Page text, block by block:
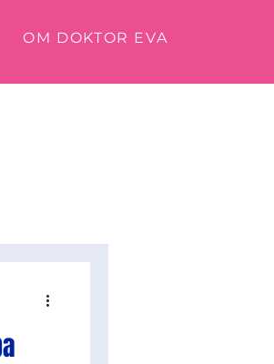
OM DOKTOR EVA